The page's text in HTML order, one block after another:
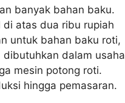
banyak bahan baku.
atas dua ribu rupiah
untuk bahan baku roti,
dalam usaha
mesin potong roti.
hingga pemasaran.